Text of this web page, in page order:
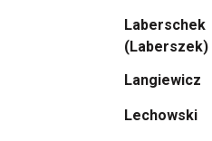
Laberschek
(Laberszek)
Langiewicz
Lechowski